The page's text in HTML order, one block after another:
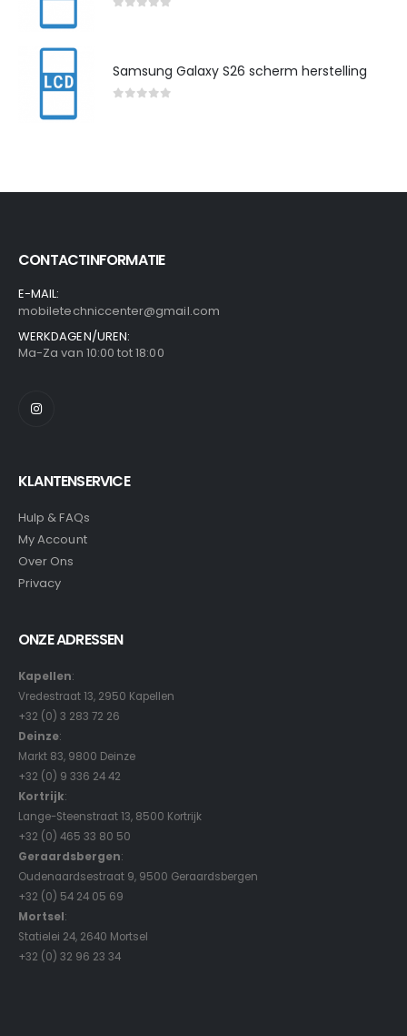
Samsung Galaxy S26 scherm herstelling
CONTACTINFORMATIE
E-MAIL:
mobiletechniccenter@gmail.com
WERKDAGEN/UREN:
Ma-Za van 10:00 tot 18:00
KLANTENSERVICE
Hulp & FAQs
My Account
Over Ons
Privacy
ONZE ADRESSEN
Kapellen:
Vredestraat 13, 2950 Kapellen
+32 (0) 3 283 72 26
Deinze:
Markt 83, 9800 Deinze
+32 (0) 9 336 24 42
Kortrijk:
Lange-Steenstraat 13, 8500 Kortrijk
+32 (0) 465 33 80 50
Geraardsbergen:
Oudenaardsestraat 9, 9500 Geraardsbergen
+32 (0) 54 24 05 69
Mortsel:
Statielei 24, 2640 Mortsel
+32 (0) 32 96 23 34